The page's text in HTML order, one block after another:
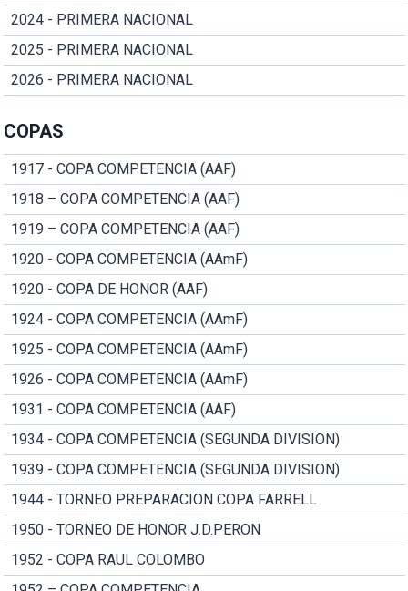
2024 - PRIMERA NACIONAL
2025 - PRIMERA NACIONAL
2026 - PRIMERA NACIONAL
COPAS
1917 - COPA COMPETENCIA (AAF)
1918 – COPA COMPETENCIA (AAF)
1919 – COPA COMPETENCIA (AAF)
1920 - COPA COMPETENCIA (AAmF)
1920 - COPA DE HONOR (AAF)
1924 - COPA COMPETENCIA (AAmF)
1925 - COPA COMPETENCIA (AAmF)
1926 - COPA COMPETENCIA (AAmF)
1931 - COPA COMPETENCIA (AAF)
1934 - COPA COMPETENCIA (SEGUNDA DIVISION)
1939 - COPA COMPETENCIA (SEGUNDA DIVISION)
1944 - TORNEO PREPARACION COPA FARRELL
1950 - TORNEO DE HONOR J.D.PERON
1952 - COPA RAUL COLOMBO